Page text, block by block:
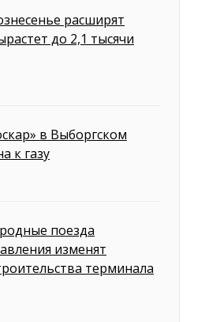
расширят
до 2,1 тысячи
в Выборгском
к газу
поезда
изменят
терминала